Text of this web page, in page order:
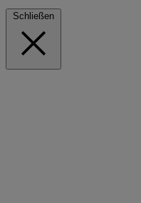
Schließen